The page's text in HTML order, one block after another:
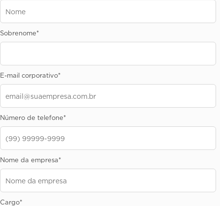
Sobrenome*
E-mail corporativo*
Número de telefone*
Nome da empresa*
Cargo*